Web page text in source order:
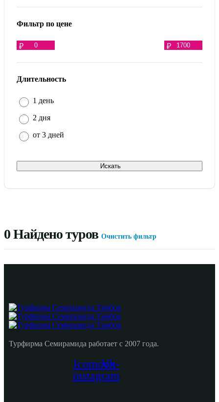
0Найдено туров Очистить фильтр
Фильтр по цене
₽ ₽
Длительность
1 день
2 дня
от 3 дней
Искать
Турфирма Семирамида работает с 2007 года.
Icomoon-
instagram
Vk